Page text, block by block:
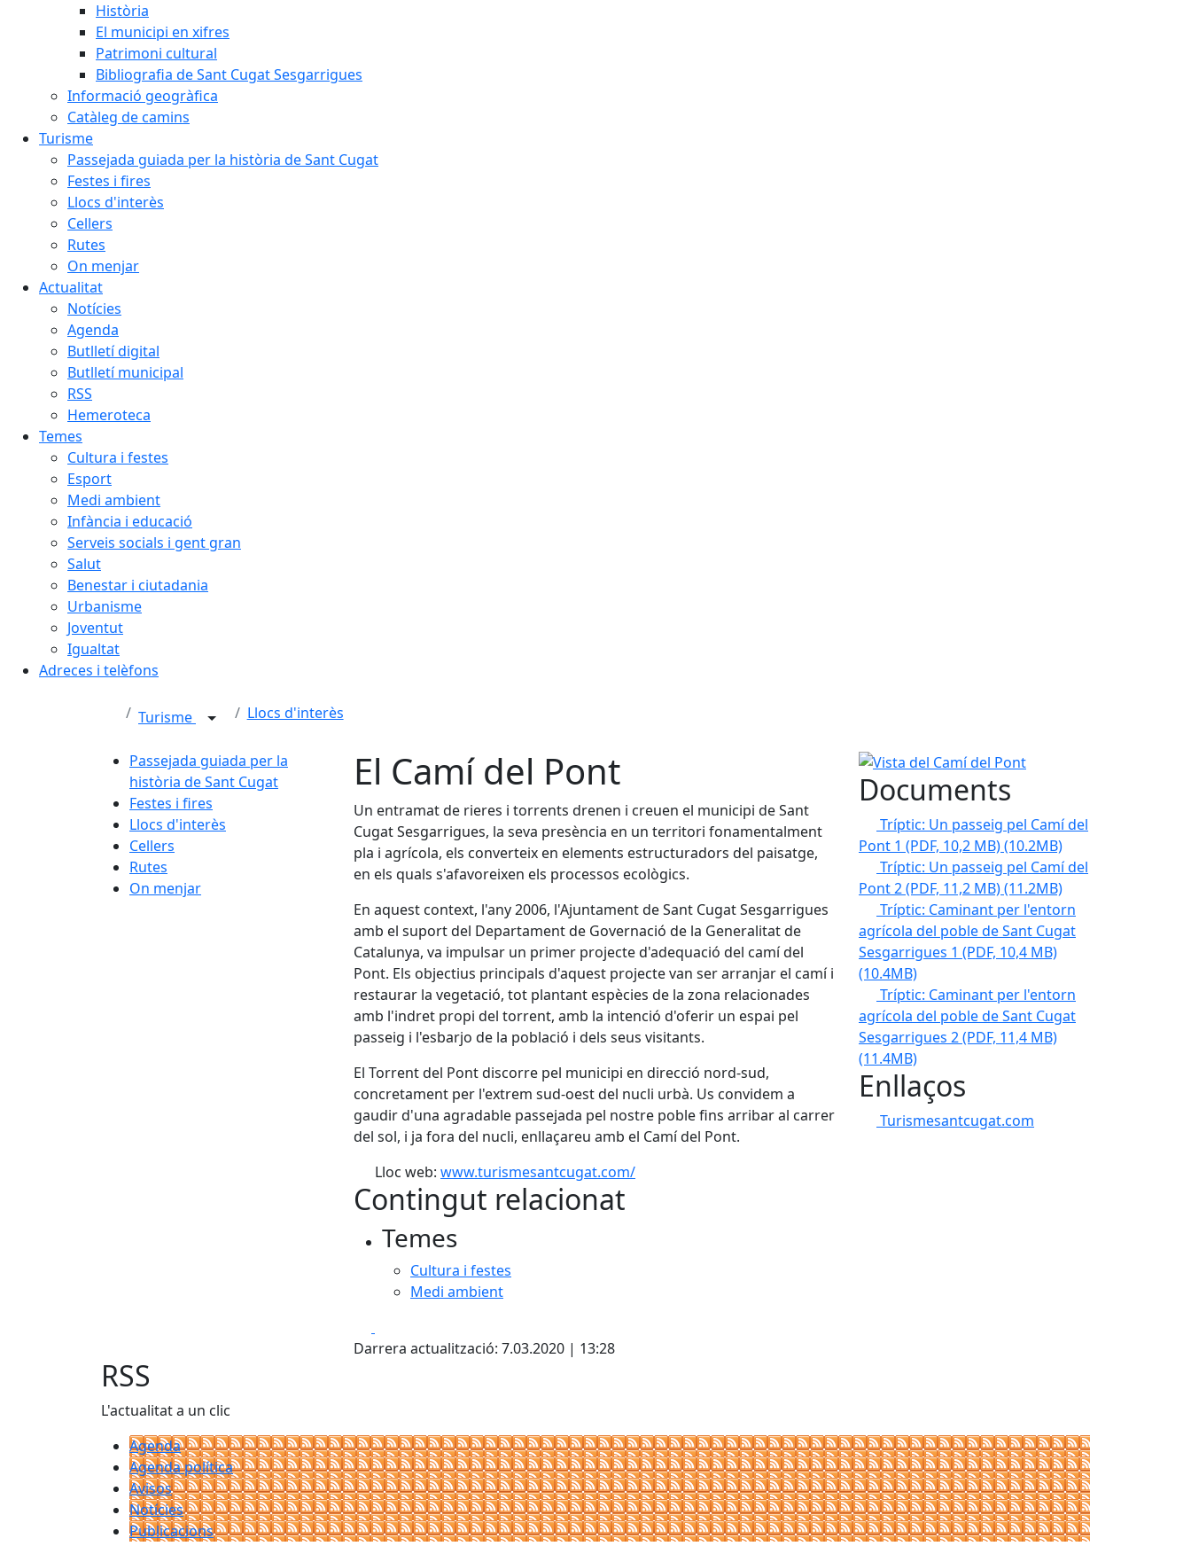
Història
El municipi en xifres
Patrimoni cultural
Bibliografia de Sant Cugat Sesgarrigues
Informació geogràfica
Catàleg de camins
Turisme
Passejada guiada per la història de Sant Cugat
Festes i fires
Llocs d'interès
Cellers
Rutes
On menjar
Actualitat
Notícies
Agenda
Butlletí digital
Butlletí municipal
RSS
Hemeroteca
Temes
Cultura i festes
Esport
Medi ambient
Infància i educació
Serveis socials i gent gran
Salut
Benestar i ciutadania
Urbanisme
Joventut
Igualtat
Adreces i telèfons
Turisme Llocs d'interès
Passejada guiada per la
història de Sant Cugat
Festes i fires
Llocs d'interès
Cellers
Rutes
On menjar
El Camí del Pont
Un entramat de rieres i torrents drenen i creuen el municipi de Sant
Cugat Sesgarrigues, la seva presència en un territori fonamentalment
pla i agrícola, els converteix en elements estructuradors del paisatge,
en els quals s'afavoreixen els processos ecològics.
En aquest context, l'any 2006, l'Ajuntament de Sant Cugat Sesgarrigues
amb el suport del Departament de Governació de la Generalitat de
Catalunya, va impulsar un primer projecte d'adequació del camí del
Pont. Els objectius principals d'aquest projecte van ser arranjar el camí i
restaurar la vegetació, tot plantant espècies de la zona relacionades
amb l'indret propi del torrent, amb la intenció d'oferir un espai pel
passeig i l'esbarjo de la població i dels seus visitants.
El Torrent del Pont discorre pel municipi en direcció nord-sud,
concretament per l'extrem sud-oest del nucli urbà. Us convidem a
gaudir d'una agradable passejada pel nostre poble fins arribar al carrer
del sol, i ja fora del nucli, enllaçareu amb el Camí del Pont.
Lloc web: www.turismesantcugat.com/
Contingut relacionat
Temes
Cultura i festes
Medi ambient
Darrera actualització: 7.03.2020 | 13:28
Vista del Camí del Pont
Documents
Tríptic: Un passeig pel Camí del
Pont 1 (PDF, 10,2 MB)(10.2MB)
Tríptic: Un passeig pel Camí del
Pont 2 (PDF, 11,2 MB)(11.2MB)
Tríptic: Caminant per l'entorn
agrícola del poble de Sant Cugat
Sesgarrigues 1 (PDF, 10,4 MB)
(10.4MB)
Tríptic: Caminant per l'entorn
agrícola del poble de Sant Cugat
Sesgarrigues 2 (PDF, 11,4 MB)
(11.4MB)
Enllaços
Turismesantcugat.com
RSS
L'actualitat a un clic
Agenda
Agenda política
Avisos
Notícies
Publicacions